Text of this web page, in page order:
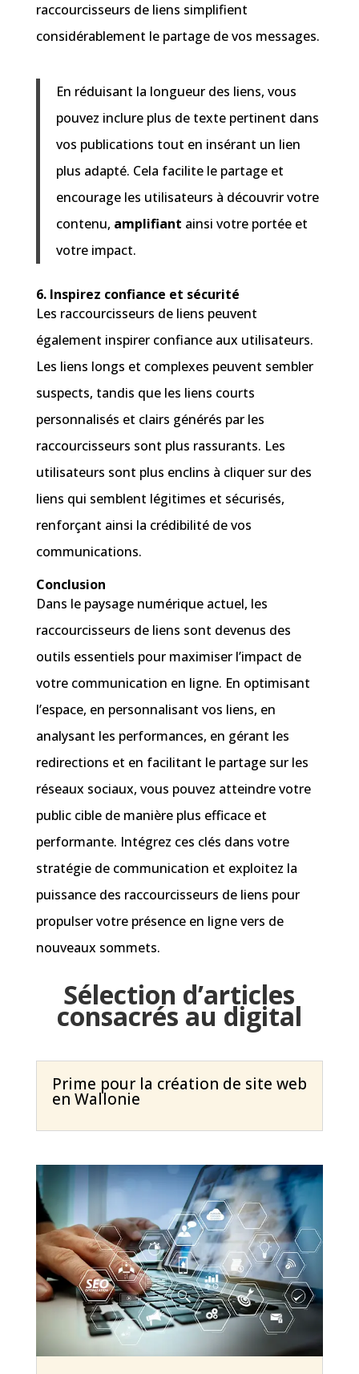
raccourcisseurs de liens simplifient
considérablement le partage de vos messages.
En réduisant la longueur des liens, vous
pouvez inclure plus de texte pertinent dans
vos publications tout en insérant un lien
plus adapté. Cela facilite le partage et
encourage les utilisateurs à découvrir votre
contenu, amplifiant ainsi votre portée et
votre impact.
6. Inspirez confiance et sécurité
Les raccourcisseurs de liens peuvent
également inspirer confiance aux utilisateurs.
Les liens longs et complexes peuvent sembler
suspects, tandis que les liens courts
personnalisés et clairs générés par les
raccourcisseurs sont plus rassurants. Les
utilisateurs sont plus enclins à cliquer sur des
liens qui semblent légitimes et sécurisés,
renforçant ainsi la crédibilité de vos
communications.
Conclusion
Dans le paysage numérique actuel, les
raccourcisseurs de liens sont devenus des
outils essentiels pour maximiser l’impact de
votre communication en ligne. En optimisant
l’espace, en personnalisant vos liens, en
analysant les performances, en gérant les
redirections et en facilitant le partage sur les
réseaux sociaux, vous pouvez atteindre votre
public cible de manière plus efficace et
performante. Intégrez ces clés dans votre
stratégie de communication et exploitez la
puissance des raccourcisseurs de liens pour
propulser votre présence en ligne vers de
nouveaux sommets.
Sélection d’articles
consacrés au digital
Prime pour la création de site web
en Wallonie